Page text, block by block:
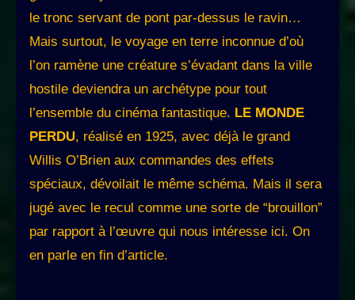
le tronc servant de pont par-dessus le ravin…
Mais surtout, le voyage en terre inconnue d’où
l’on ramène une créature s’évadant dans la ville
hostile deviendra un archétype pour tout
l’ensemble du cinéma fantastique. LE MONDE
PERDU, réalisé en 1925, avec déjà le grand
Willis O’Brien aux commandes des effets
spéciaux, dévoilait le même schéma. Mais il sera
jugé avec le recul comme une sorte de “brouillon”
par rapport à l’œuvre qui nous intéresse ici. On
en parle en fin d’article.